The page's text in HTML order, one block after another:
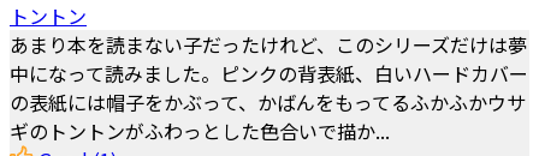
トントン
あまり本を読まない子だったけれど、このシリーズだけは夢
中になって読みました。ピンクの背表紙、白いハードカバー
の表紙には帽子をかぶって、かばんをもってるふかふかウサ
ギのトントンがふわっとした色合いで描か...